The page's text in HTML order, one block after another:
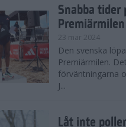
Snabba tider
23 mar 2024
Den svenska
Premiärmilen.
förväntningarna
J...
Låt inte